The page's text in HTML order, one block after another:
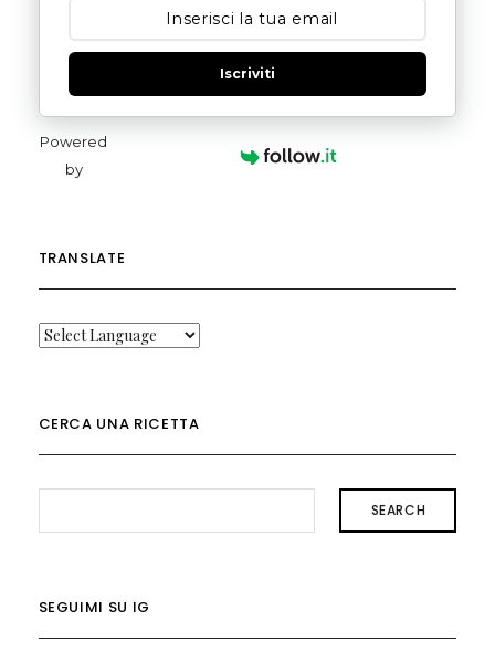
Iscriviti
Powered
by
TRANSLATE
CERCA UNA RICETTA
SEARCH
SEGUIMI SU IG